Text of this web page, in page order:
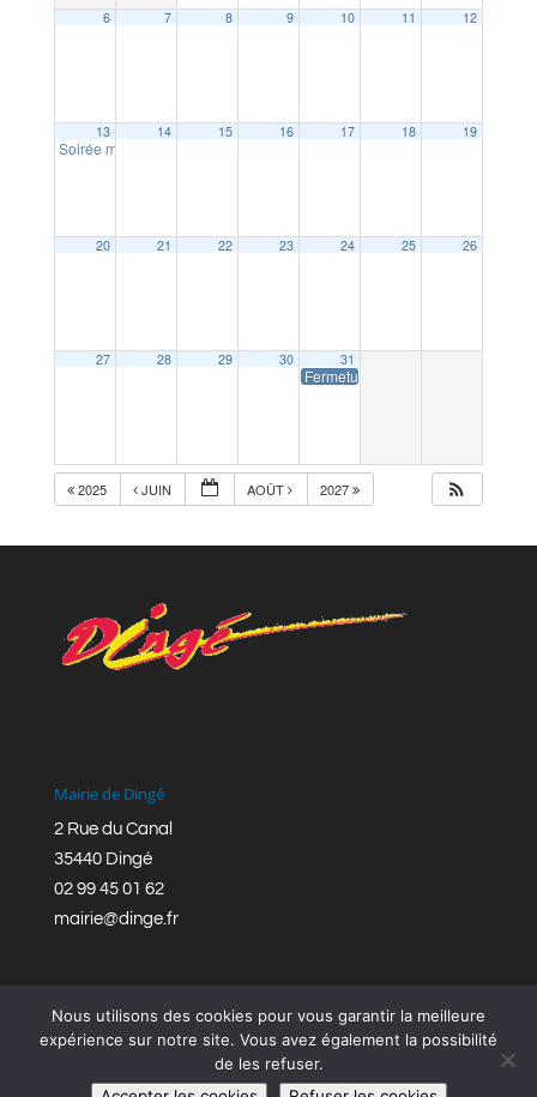
6 7 8 9 10 11 12
13
Soirée moules frites des Festous
14 15 16 17 18 19
20 21 22 23 24 25 26
27 28 29 30 31
Fermeture accueil Mairie
2025 JUIN AOÛT 2027
Mairie de Dingé
2 Rue du Canal
35440 Dingé
02 99 45 01 62
mairie@dinge.fr
Réalisation © Mairie de Dingé,Bretagne Romantique
Nous utilisons des cookies pour vous garantir la meilleure
expérience sur notre site. Vous avez également la possibilité
de les refuser.